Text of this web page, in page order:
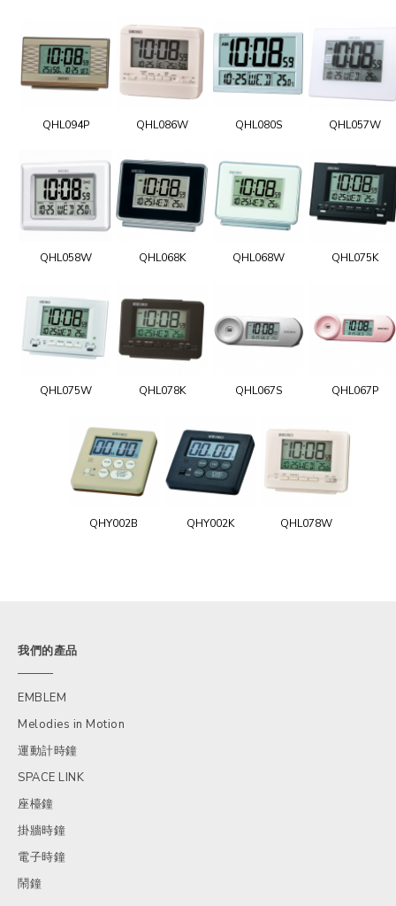
QHL094P QHL086W QHL080S QHL057W
QHL058W QHL068K QHL068W QHL075K
QHL075W QHL078K QHL067S QHL067P
QHY002B QHY002K QHL078W
我們的產品
EMBLEM
Melodies in Motion
運動計時鐘
SPACE LINK
座檯鐘
掛牆時鐘
電子時鐘
鬧鐘